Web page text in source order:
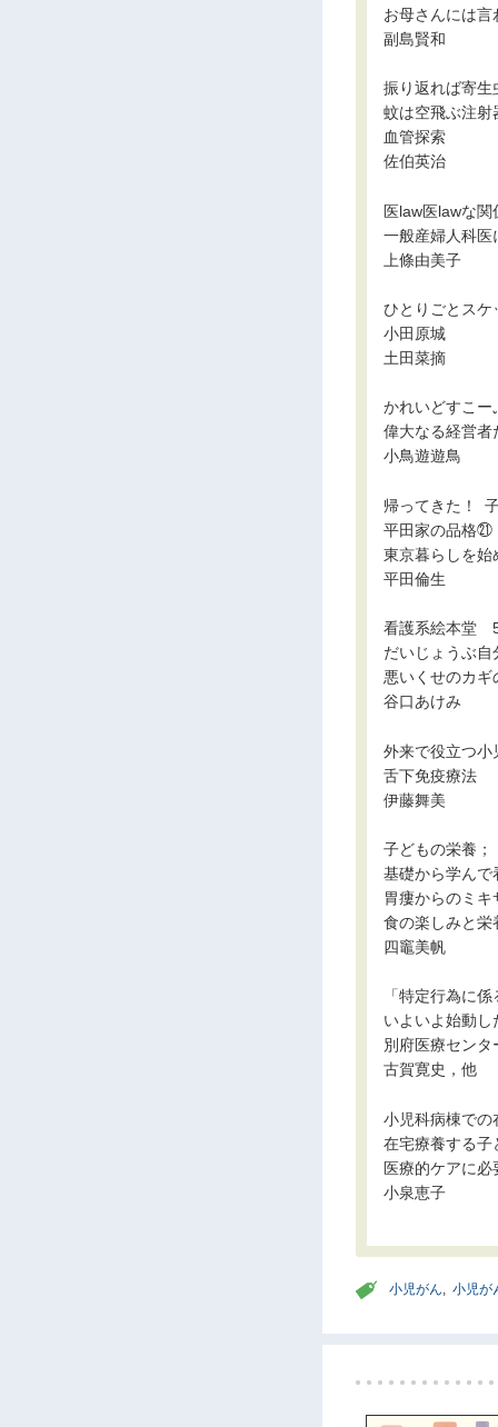
お母さんには言
副島賢和
振り返れば寄
蚊は空飛ぶ注射
血管探索
佐伯英治
医law医lawな関
一般産婦人科医
上條由美子
ひとりごとス
小田原城
土田菜摘
かれいどすこ
偉大なる経営者
小鳥遊遊鳥
帰ってきた！
平田家の品格㉑
東京暮らしを始
平田倫生
看護系絵本堂
だいじょうぶ自
悪いくせのカ
谷口あけみ
外来で役立つ小
舌下免疫療法
伊藤舞美
子どもの栄養；
基礎から学ん
胃瘻からのミ
食の楽しみと栄
四竈美帆
「特定行為に
いよいよ始動
別府医療セン
古賀寛史，他
小児科病棟で
在宅療養する子
医療的ケアに
小泉恵子
小児がん, 小児が